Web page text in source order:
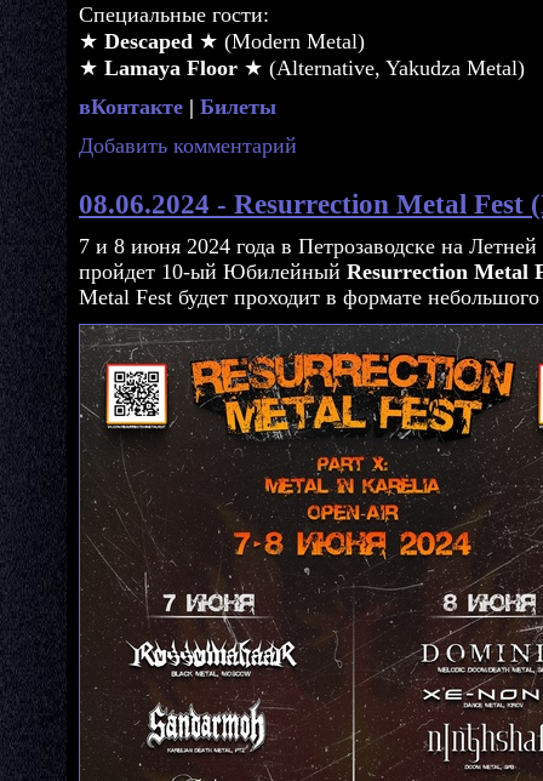
Специальные гости:
★ Descaped ★ (Modern Metal)
★ Lamaya Floor ★ (Alternative, Yakudza Metal)
вКонтакте | Билеты
Добавить комментарий
08.06.2024 - Resurrection Metal Fest
7 и 8 июня 2024 года в Петрозаводске на
пройдет 10-ый Юбилейный Resurrection Metal
Metal Fest будет проходит в формате